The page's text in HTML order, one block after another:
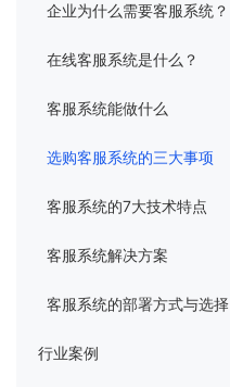
智能硬件
企业定制
客户服务
企业为什么需要客服系统？
在线客服系统是什么？
客服系统能做什么
选购客服系统的三大事项
客服系统的7大技术特点
客服系统解决方案
客服系统的部署方式与选择
行业案例